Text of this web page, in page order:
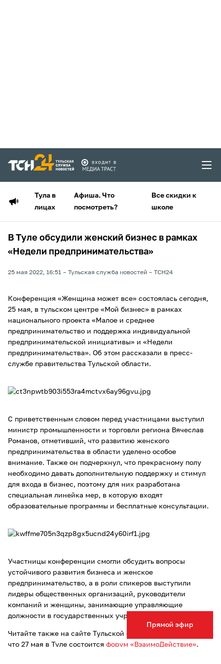
Тула в
лицах
Афиша. Что
посмотреть?
Все скидки к
школе
Прямой эфир
В Туле обсудили женский бизнес в рамках
«Недели предпринимательства»
25 мая 2022, 16:51 Тульская служба новостей ТСН24
Конференция «Женщина может все» состоялась сегодня,
25 мая, в тульском центре «Мой бизнес» в рамках
национального проекта «Малое и среднее
предпринимательство и поддержка индивидуальной
предпринимательской инициативы» и «Недели
предпринимательства». Об этом рассказали в пресс-
службе правительства Тульской области.
С приветственным словом перед участницами выступил
министр промышленности и торговли региона Вячеслав
Романов, отметивший, что развитию женского
предпринимательства в области уделено особое
внимание. Также он подчеркнул, что прекрасному полу
необходимо давать дополнительную поддержку и стимул
для входа в бизнес, поэтому для них разработана
специальная линейка мер, в которую входят
образовательные программы и бесплатные консультации.
Участницы конференции смогли обсудить вопросы
устойчивого развития бизнеса и женское
предпринимательство, а в роли спикеров выступили
лидеры общественных организаций, руководители
компаний и женщины, занимающие управляющие
должности в государственных учреждениях.
Читайте также на сайте Тульской службы новостей о том,
что 27 мая в Туле состоится форум «ВзаимоДействие».